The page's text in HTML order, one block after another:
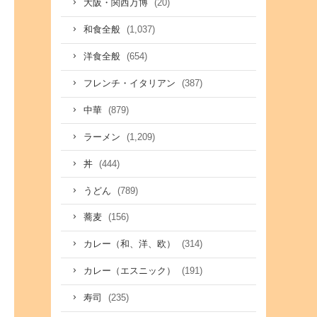
大阪・関西万博 (20)
和食全般 (1,037)
洋食全般 (654)
フレンチ・イタリアン (387)
中華 (879)
ラーメン (1,209)
丼 (444)
うどん (789)
蕎麦 (156)
カレー（和、洋、欧） (314)
カレー（エスニック） (191)
寿司 (235)